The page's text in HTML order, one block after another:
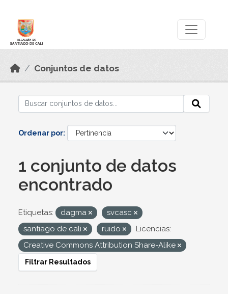
Conjuntos de datos
Ordenar por
1 conjunto de datos
encontrado
Etiquetas: dagma
svcasc
santiago de cali
ruido
Licencias:
Creative Commons Attribution Share-Alike
Filtrar Resultados